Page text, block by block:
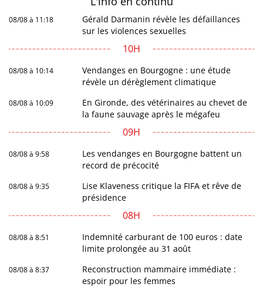
08/08 à 11:18
Gérald Darmanin révèle les défaillances
sur les violences sexuelles
10H
08/08 à 10:14
Vendanges en Bourgogne : une étude
révèle un dérèglement climatique
08/08 à 10:09
En Gironde, des vétérinaires au chevet de
la faune sauvage après le mégafeu
09H
08/08 à 9:58
Les vendanges en Bourgogne battent un
record de précocité
08/08 à 9:35
Lise Klaveness critique la FIFA et rêve de
présidence
08H
08/08 à 8:51
Indemnité carburant de 100 euros : date
limite prolongée au 31 août
08/08 à 8:37
Reconstruction mammaire immédiate :
espoir pour les femmes